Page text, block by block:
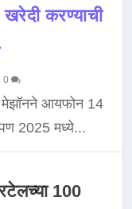
करण्याची
|0
मेझॉनने आयफोन 14
2025 मध्ये...
100